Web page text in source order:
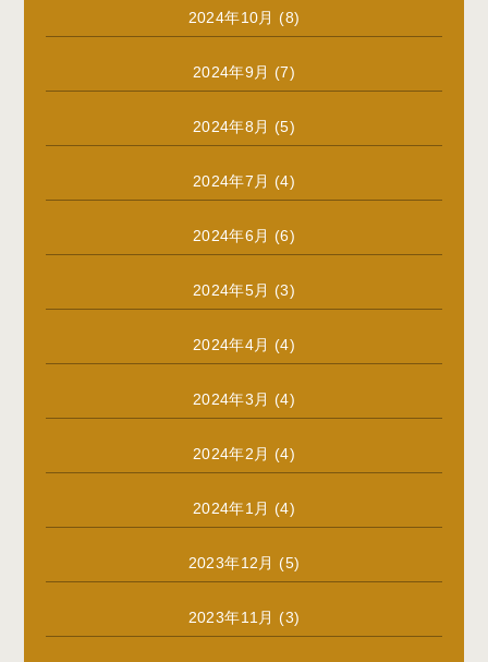
2024年10月 (8)
2024年9月 (7)
2024年8月 (5)
2024年7月 (4)
2024年6月 (6)
2024年5月 (3)
2024年4月 (4)
2024年3月 (4)
2024年2月 (4)
2024年1月 (4)
2023年12月 (5)
2023年11月 (3)